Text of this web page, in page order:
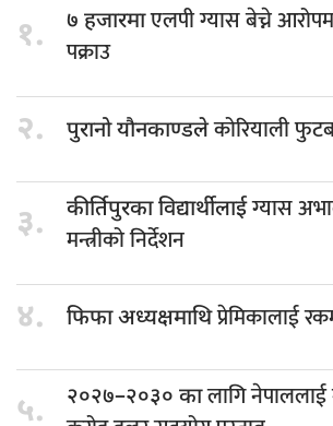
१. ७ हजारमाएलपी ग्यास बेच्ने
पक्राउ
२. पुरानो यौनकाण्डलेकोरियाली
३. कीर्तिपुरका विद्यार्थीलाईग्यास
मन्त्रीको निर्देशन
४. फिफा अध्यक्षमाथिप्रेमिकालाई
५. २०२७–२०३० कालागि